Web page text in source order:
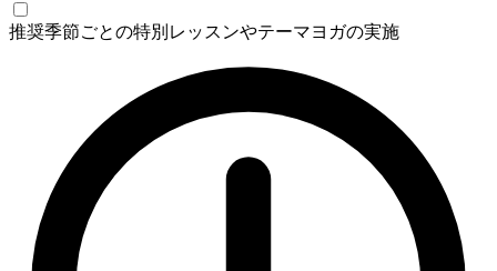
推奨季節ごとの特別レッスンやテーマヨガの実施